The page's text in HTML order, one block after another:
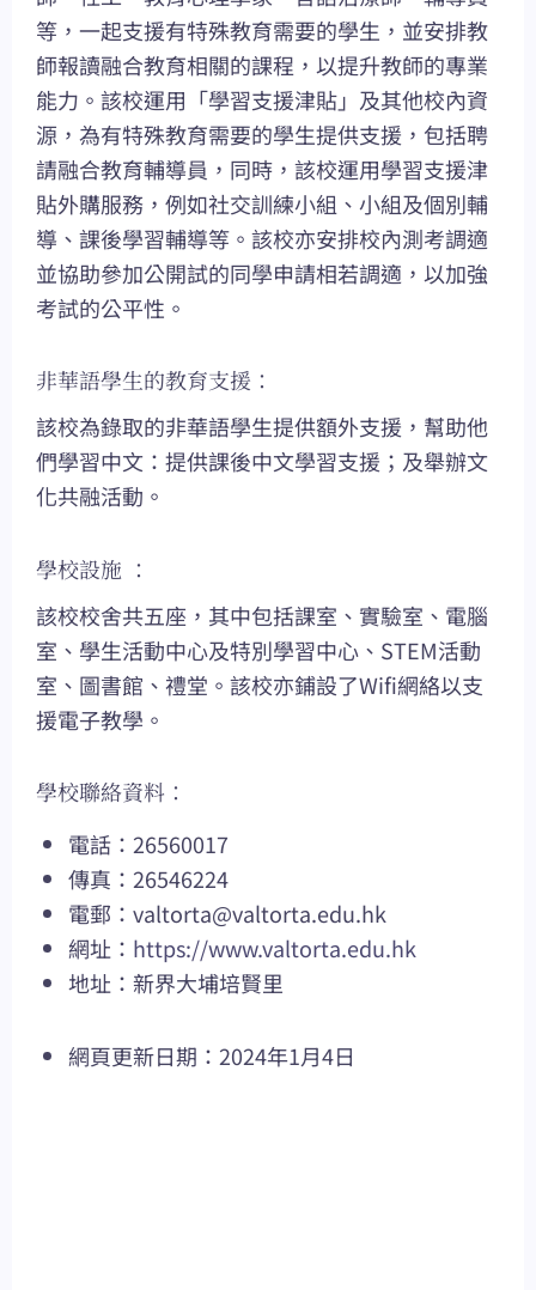
等，一起支援有特殊教育需要的學生，並安排教
師報讀融合教育相關的課程，以提升教師的專業
能力。該校運用「學習支援津貼」及其他校內資
源，為有特殊教育需要的學生提供支援，包括聘
請融合教育輔導員，同時，該校運用學習支援津
貼外購服務，例如社交訓練小組、小組及個別輔
導、課後學習輔導等。該校亦安排校內測考調適
並協助參加公開試的同學申請相若調適，以加強
考試的公平性。
非華語學生的教育支援：
該校為錄取的非華語學生提供額外支援，幫助他
們學習中文：提供課後中文學習支援；及舉辦文
化共融活動。
學校設施 ：
該校校舍共五座，其中包括課室、實驗室、電腦
室、學生活動中心及特別學習中心、STEM活動
室、圖書館、禮堂。該校亦鋪設了Wifi網絡以支
援電子教學。
學校聯絡資料：
電話：26560017
傳真：26546224
電郵： valtorta@valtorta.edu.hk
網址： https://www.valtorta.edu.hk
地址：新界大埔培賢里
網頁更新日期：2024年1月4日